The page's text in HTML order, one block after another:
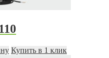
Купить в 1 клик